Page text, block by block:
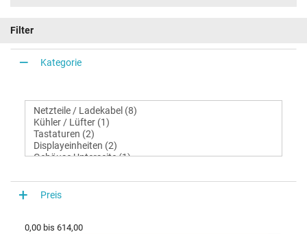
Filter
Kategorie
Preis
0,00 bis 614,00